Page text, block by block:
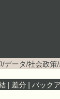
/データ/社会政策
差分 バック